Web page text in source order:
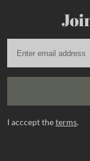
I acccept theterms.